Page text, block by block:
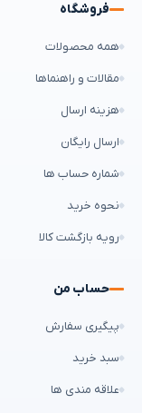
فروشگاه
همه محصولات
مقالات و راهنماها
هزینه ارسال
ارسال رایگان
شماره حساب ها
نحوه خرید
رویه بازگشت کالا
حساب من
پیگیری سفارش
سبد خرید
علاقه مندی ها